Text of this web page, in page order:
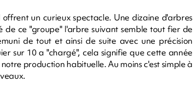
un curieux spectacle. Une dizaine d'arbres
ce "groupe" l'arbre suivant semble tout fier de
de tout et ainsi de suite avec une précision
sur 10 a "chargé", cela signifie que cette année
production habituelle. Au moins c'est simple à